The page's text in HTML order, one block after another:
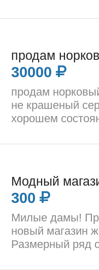
продам
30000
продам
не крашеный
хорошем
Модный
300
Милые дамы!
новый магазин
Размерный ряд